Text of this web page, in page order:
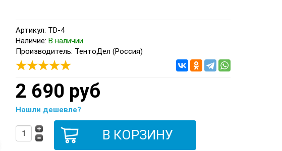
Артикул: TD-4
Наличие: В наличии
Производитель: ТентоДел (Россия)
2 690 руб
Нашли дешевле?